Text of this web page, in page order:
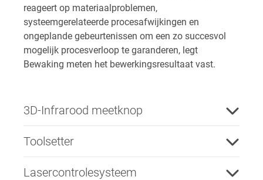
reageert op materiaalproblemen,
systeemgerelateerde procesafwijkingen en
ongeplande gebeurtenissen om een zo succesvol
mogelijk procesverloop te garanderen, legt
Bewaking meten het bewerkingsresultaat vast.
3D-Infrarood meetknop
Toolsetter
Lasercontrolesysteem